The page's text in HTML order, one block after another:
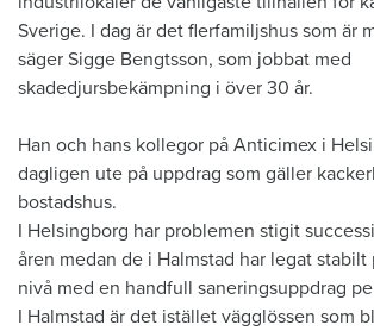
Sverige. I dag är det flerfamiljshus som är
säger Sigge Bengtsson, som jobbat med
skadedjursbekämpning i över 30 år.
Han och hans kollegor på Anticimex i
dagligen ute på uppdrag som gäller
bostadshus.
I Helsingborg har problemen stigit
åren medan de i Halmstad har legat
nivå med en handfull saneringsuppdrag
I Halmstad är det istället vägglössen som